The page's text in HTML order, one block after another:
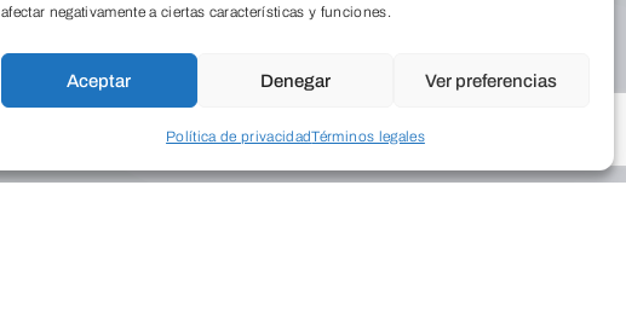
afectar negativamente a ciertas características y funciones.
Aceptar Denegar Ver preferencias
Política de privacidadTérminos legales
Foro Solidario